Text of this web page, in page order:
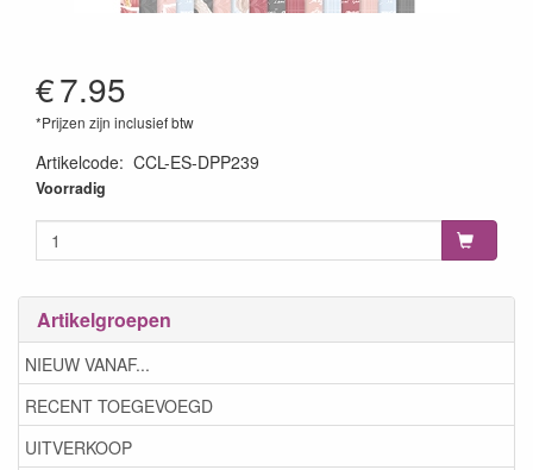
Artikelgroepen
NIEUW VANAF...
RECENT TOEGEVOEGD
UITVERKOOP
€7.95
*Prijzen zijn inclusief btw
Artikelcode: CCL-ES-DPP239
8713943154625
Voorradig